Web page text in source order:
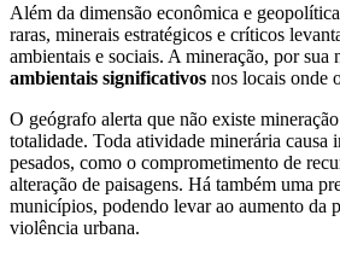
Além da dimensão econômica e
raras, minerais estratégicos e críticos
ambientais e sociais. A mineração, por sua
ambientais significativos nos locais onde
O geógrafo alerta que não existe
totalidade. Toda atividade minerária causa
pesados, como o comprometimento de
alteração de paisagens. Há também uma
municípios, podendo levar ao aumento da
violência urbana.